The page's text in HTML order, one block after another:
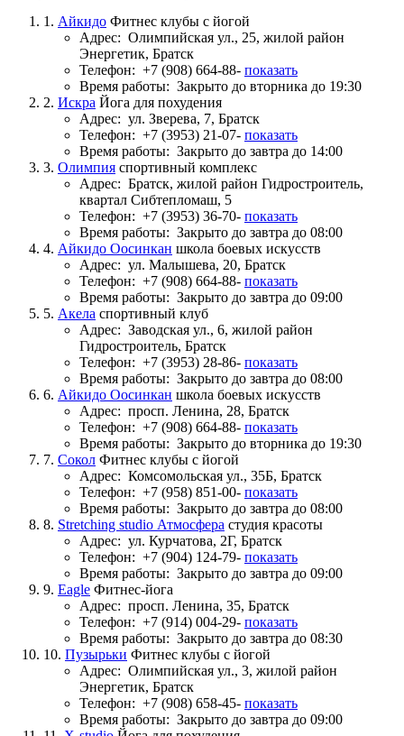
1. Айкидо Фитнес клубы с йогой
Адрес: Олимпийская ул., 25, жилой район
Энергетик, Братск
Телефон: +7 (908) 664-88- показать
Время работы: Закрыто до вторника до 19:30
2. Искра Йога для похудения
Адрес: ул. Зверева, 7, Братск
Телефон: +7 (3953) 21-07- показать
Время работы: Закрыто до завтра до 14:00
3. Олимпия спортивный комплекс
Адрес: Братск, жилой район Гидростроитель,
квартал Сибтепломаш, 5
Телефон: +7 (3953) 36-70- показать
Время работы: Закрыто до завтра до 08:00
4. Айкидо Оосинкан школа боевых искусств
Адрес: ул. Малышева, 20, Братск
Телефон: +7 (908) 664-88- показать
Время работы: Закрыто до завтра до 09:00
5. Акела спортивный клуб
Адрес: Заводская ул., 6, жилой район
Гидростроитель, Братск
Телефон: +7 (3953) 28-86- показать
Время работы: Закрыто до завтра до 08:00
6. Айкидо Оосинкан школа боевых искусств
Адрес: просп. Ленина, 28, Братск
Телефон: +7 (908) 664-88- показать
Время работы: Закрыто до вторника до 19:30
7. Сокол Фитнес клубы с йогой
Адрес: Комсомольская ул., 35Б, Братск
Телефон: +7 (958) 851-00- показать
Время работы: Закрыто до завтра до 08:00
8. Stretching studio Атмосфера студия красоты
Адрес: ул. Курчатова, 2Г, Братск
Телефон: +7 (904) 124-79- показать
Время работы: Закрыто до завтра до 09:00
9. Eagle Фитнес-йога
Адрес: просп. Ленина, 35, Братск
Телефон: +7 (914) 004-29- показать
Время работы: Закрыто до завтра до 08:30
10. Пузырьки Фитнес клубы с йогой
Адрес: Олимпийская ул., 3, жилой район
Энергетик, Братск
Телефон: +7 (908) 658-45- показать
Время работы: Закрыто до завтра до 09:00